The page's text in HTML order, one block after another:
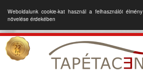
Weboldalunk cookie-kat használ a felhasználói élmény
növelése érdekében